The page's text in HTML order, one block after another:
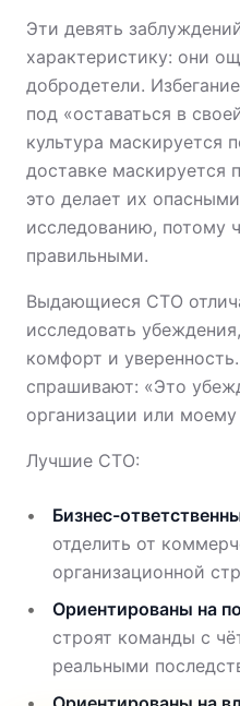
Эти девять
характеристику: они
добродетели.
под «оставаться в
культура маскируется
доставке маскируется
это делает их
исследованию, потому
правильными.
Выдающиеся CTO
исследовать
комфорт и
спрашивают: «Это
организации или моему
Лучшие CTO:
Бизнес-
отделить от
организационной
Ориентированы на
строят команды с
реальными